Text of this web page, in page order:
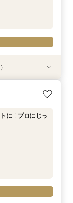
挙式×会食プラ
限定特典付*
の第一歩♪ゆっ
スマホで簡単！
演出体験♪凱旋
に！プロにじっ